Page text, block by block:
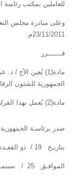
للعاملين بمكتب رئاسة
وعلى مبادرة مجلس
23/11/2011م.
قـــــــرر
مادة(1) يُعين الأخ
الجمهورية للشئون
مادة(2) يُعمل بهذا القرار من تاريخ صدوره وينشر في الجريدة الرسمية.
صدر برئاسـة الجمهورية
بتاريـخ 19 / ذو القعـدة/1434هـ
الموافـق 25 / سبتمــبر /2013م